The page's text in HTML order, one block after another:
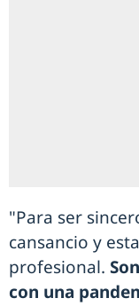
"Para ser
cansancio y
profesional.
con una